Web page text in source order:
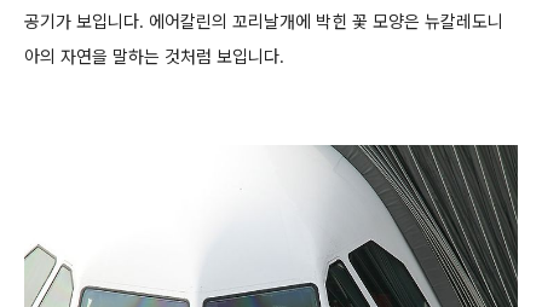
공기가 보입니다. 에어칼린의 꼬리날개에 박힌 꽃 모양은 뉴칼레도니
아의 자연을 말하는 것처럼 보입니다.